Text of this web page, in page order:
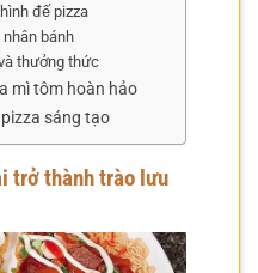
đế pizza
bánh
thưởng thức
mì tôm hoàn hảo
sáng tạo
trở thành trào lưu